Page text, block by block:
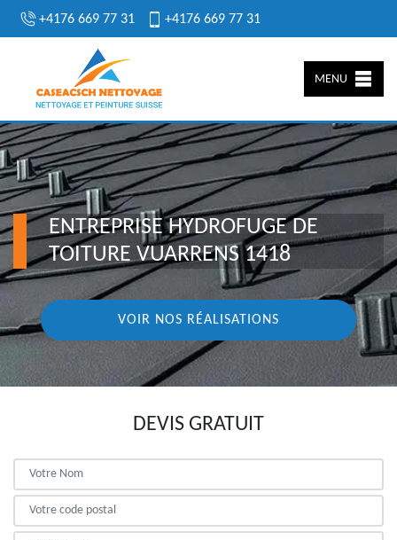
+4176 669 77 31 +4176 669 77 31
MENU
ENTREPRISE HYDROFUGE DE
TOITURE VUARRENS 1418
VOIR NOS RÉALISATIONS
DEVIS GRATUIT